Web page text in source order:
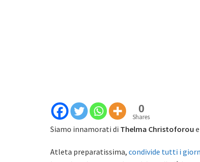
0
Shares
Siamo innamorati di Thelma Christoforou
Atleta preparatissima, condivide tutti i